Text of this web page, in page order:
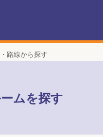
路線から探す
ムを探す